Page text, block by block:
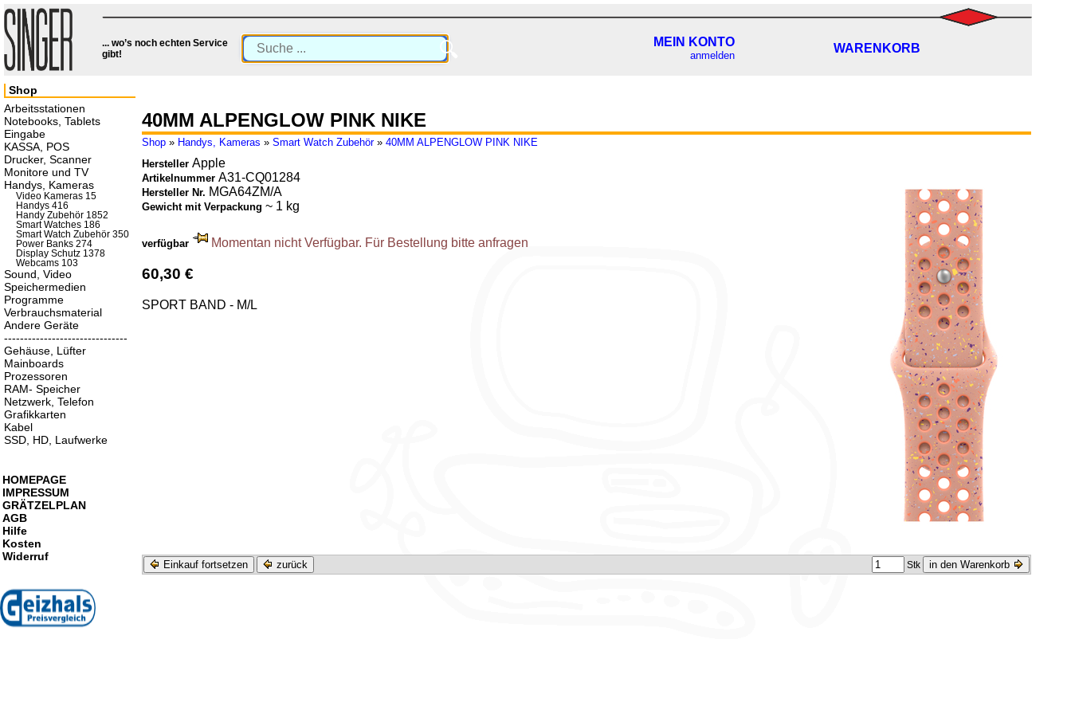
... wo’s noch echten Service
gibt!
🔍 MEIN KONTO
anmelden
WARENKORB
40MM ALPENGLOW PINK NIKE
Shop » Handys, Kameras » Smart Watch Zubehör» 40MM ALPENGLOW PINK NIKE
Hersteller Apple
Artikelnummer A31-CQ01284
Hersteller Nr. MGA64ZM/A
Gewicht mit Verpackung ~ 1 kg
verfügbar Momentan nicht Verfügbar. Für Bestellung bitte anfragen
60,30 €
SPORT BAND - M/L
Einkauf fortsetzen zurück Stk in den Warenkorb
Shop
Arbeitsstationen
Notebooks, Tablets
Eingabe
KASSA, POS
Drucker, Scanner
Monitore und TV
Handys, Kameras
Video Kameras 15
Handys 416
Handy Zubehör 1852
Smart Watches 186
Smart Watch Zubehör 350
Power Banks 274
Display Schutz 1378
Webcams 103
Sound, Video
Speichermedien
Programme
Verbrauchsmaterial
Andere Geräte
-------------------------------
Gehäuse, Lüfter
Mainboards
Prozessoren
RAM- Speicher
Netzwerk, Telefon
Grafikkarten
Kabel
SSD, HD, Laufwerke
HOMEPAGE
IMPRESSUM
GRÄTZELPLAN
AGB
Hilfe
Kosten
Widerruf